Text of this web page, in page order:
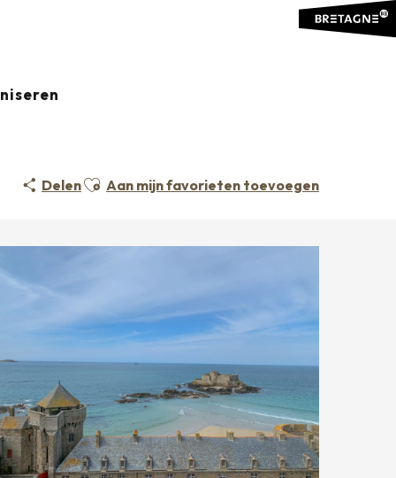
DelenAjouter aux favoris
Aan mijn favorieten toevoegen